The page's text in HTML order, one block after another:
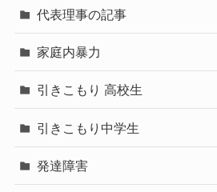
代表理事の記事
家庭内暴力
引きこもり 高校生
引きこもり中学生
発達障害